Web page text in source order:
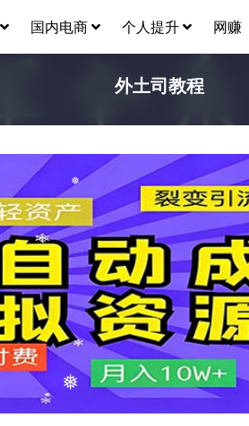
❅
❅
国内电商 个人提升 网赚
外土司教程